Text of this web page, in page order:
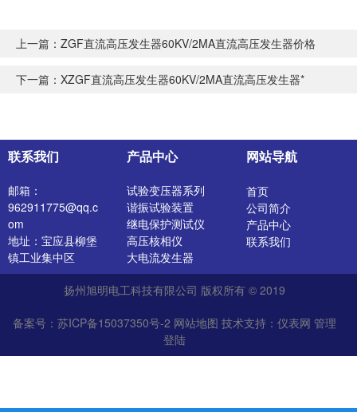
上一篇： ZGF直流高压发生器60KV/2MA直流高压发生器价格
下一篇： XZGF直流高压发生器60KV/2MA直流高压发生器*
联系我们
邮箱：
962911775@qq.c
om
地址：宝应县柳堡
镇工业集中区
产品中心
试验变压器系列
谐振试验装置
继电保护测试仪
高压核相仪
大电流发生器
开关特性测试仪
高压发生器
介质损耗测试仪
直流电阻测试仪
绝缘油介电强度测
仪
网站导航
首页
公司简介
产品中心
联系我们
扬州旭明电工科技有限公司 版权所有 © 2019
备案号：苏ICP备15037350号-2 网站地图 技术支持： 仪表网 管理
登陆